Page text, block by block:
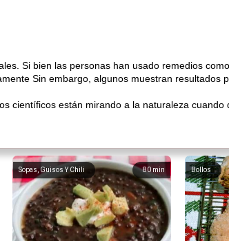
Si bien las personas han usado remedios
Sin embargo, algunos muestran resultados
científicos están mirando a la naturaleza cuando
80 min
Sopas, Guisos Y Chili Bollos